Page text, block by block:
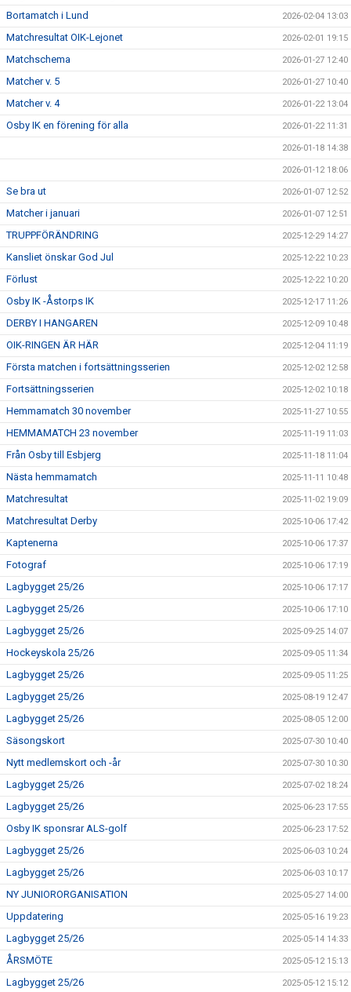
Bortamatch i Lund 2026-02-04 13:03
Matchresultat OIK-Lejonet 2026-02-01 19:15
Matchschema 2026-01-27 12:40
Matcher v. 5 2026-01-27 10:40
Matcher v. 4 2026-01-22 13:04
Osby IK en förening för alla 2026-01-22 11:31
2026-01-18 14:38
2026-01-12 18:06
Se bra ut 2026-01-07 12:52
Matcher i januari 2026-01-07 12:51
TRUPPFÖRÄNDRING 2025-12-29 14:27
Kansliet önskar God Jul 2025-12-22 10:23
Förlust 2025-12-22 10:20
Osby IK -Åstorps IK 2025-12-17 11:26
DERBY I HANGAREN 2025-12-09 10:48
OIK-RINGEN ÄR HÄR 2025-12-04 11:19
Första matchen i fortsättningsserien 2025-12-02 12:58
Fortsättningsserien 2025-12-02 10:18
Hemmamatch 30 november 2025-11-27 10:55
HEMMAMATCH 23 november 2025-11-19 11:03
Från Osby till Esbjerg 2025-11-18 11:04
Nästa hemmamatch 2025-11-11 10:48
Matchresultat 2025-11-02 19:09
Matchresultat Derby 2025-10-06 17:42
Kaptenerna 2025-10-06 17:37
Fotograf 2025-10-06 17:19
Lagbygget 25/26 2025-10-06 17:17
Lagbygget 25/26 2025-10-06 17:10
Lagbygget 25/26 2025-09-25 14:07
Hockeyskola 25/26 2025-09-05 11:34
Lagbygget 25/26 2025-09-05 11:25
Lagbygget 25/26 2025-08-19 12:47
Lagbygget 25/26 2025-08-05 12:00
Säsongskort 2025-07-30 10:40
Nytt medlemskort och -år 2025-07-30 10:30
Lagbygget 25/26 2025-07-02 18:24
Lagbygget 25/26 2025-06-23 17:55
Osby IK sponsrar ALS-golf 2025-06-23 17:52
Lagbygget 25/26 2025-06-03 10:24
Lagbygget 25/26 2025-06-03 10:17
NY JUNIORORGANISATION 2025-05-27 14:00
Uppdatering 2025-05-16 19:23
Lagbygget 25/26 2025-05-14 14:33
ÅRSMÖTE 2025-05-12 15:13
Lagbygget 25/26 2025-05-12 15:12